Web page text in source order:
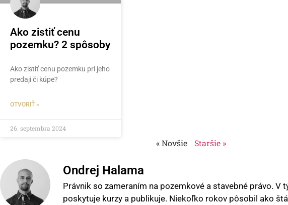
Ako zistiť cenu
pozemku? 2 spôsoby
Ako zistiť cenu pozemku pri jeho
predaji či kúpe?
OTVORIŤ »
26. septembra 2024
« Novšie Staršie »
Ondrej Halama
Právnik so zameraním na pozemkové a stavebné právo. V
poskytuje kurzy a publikuje. Niekoľko rokov pôsobil ako